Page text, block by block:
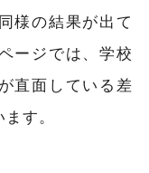
様の結果が出て
ージでは、学校
直面している差
す。